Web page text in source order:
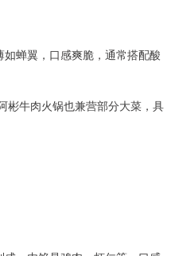
蝉翼，口感爽脆，通常搭配酸
彬牛肉火锅也兼营部分大菜，具